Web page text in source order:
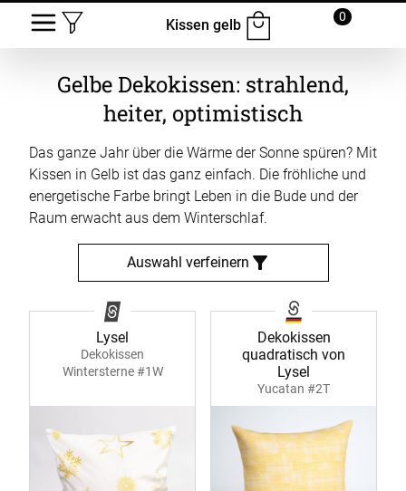
Kissen gelb
0
Gelbe Dekokissen: strahlend,
heiter, optimistisch
Das ganze Jahr über die Wärme der Sonne spüren? Mit
Kissen in Gelb ist das ganz einfach. Die fröhliche und
energetische Farbe bringt Leben in die Bude und der
Raum erwacht aus dem Winterschlaf.
Auswahl verfeinern
Lysel
Dekokissen
Wintersterne #1W
Dekokissen
quadratisch von
Lysel
Yucatan #2T